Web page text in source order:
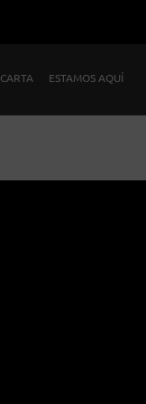
CARTA ESTAMOS AQUÍ